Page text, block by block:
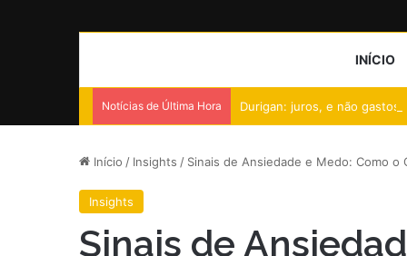
INÍCIO
Notícias de Última Hora Durigan: juros, e não gastos,
Início / Insights / Sinais de Ansiedade e Medo: Como o
Insights
Sinais de